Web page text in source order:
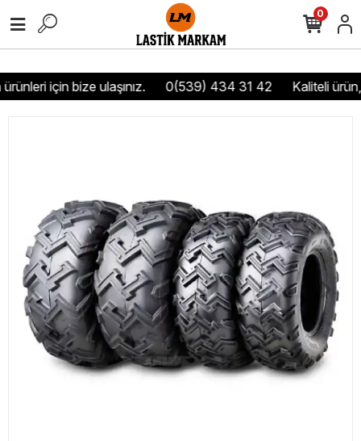
için bize ulaşınız. 0(539) 434 31 42 Kaliteli
0